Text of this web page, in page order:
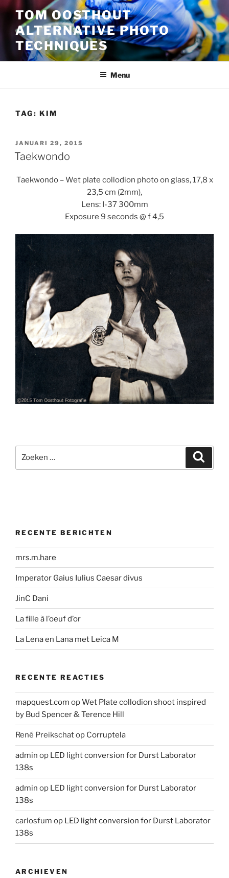
Ga
inhoud
TOM OOSTHOUT
ALTERNATIVE PHOTO
TECHNIQUES
Menu
TAG: KIM
GEPLAATST
OP
JANUARI 29, 2015
Taekwondo
Taekwondo – Wet plate collodion photo on glass, 17,8 x
23,5 cm (2mm),
Lens: I-37 300mm
Exposure 9 seconds @ f 4,5
naar:
RECENTE BERICHTEN
mrs.m.hare
Imperator Gaius Iulius Caesar divus
JinC Dani
La fille à l’oeuf d’or
La Lena en Lana met Leica M
RECENTE REACTIES
mapquest.com opWet Plate collodion shoot inspired
by Bud Spencer & Terence Hill
René Preikschatop Corruptela
admin op LED light conversion for Durst Laborator
138s
admin op LED light conversion for Durst Laborator
138s
carlosfum op LED light conversion for Durst Laborator
138s
ARCHIEVEN